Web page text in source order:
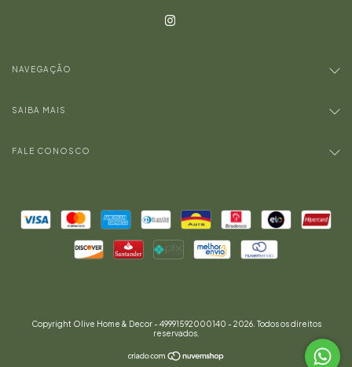
NAVEGAÇÃO
SAIBA MAIS
FALE CONOSCO
Copyright Olive Home & Decor - 49991592000140 - 2026. Todos os direitos
reservados.